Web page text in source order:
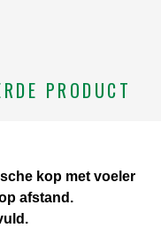
PRODUCT
kop met voeler
afstand.